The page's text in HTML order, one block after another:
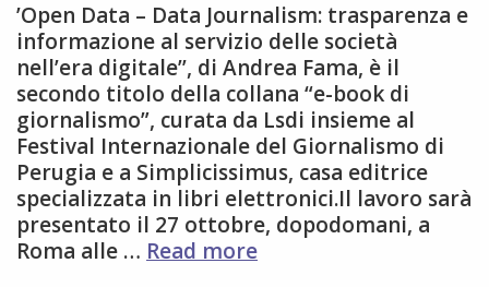
’Open Data – Data Journalism: trasparenza e
informazione al servizio delle società
nell’era digitale’’, di Andrea Fama, è il
secondo titolo della collana “e-book di
giornalismo”, curata da Lsdi insieme al
Festival Internazionale del Giornalismo di
Perugia e a Simplicissimus, casa editrice
specializzata in libri elettronici.Il lavoro sarà
presentato il 27 ottobre, dopodomani, a
Roma alle … Read moreData